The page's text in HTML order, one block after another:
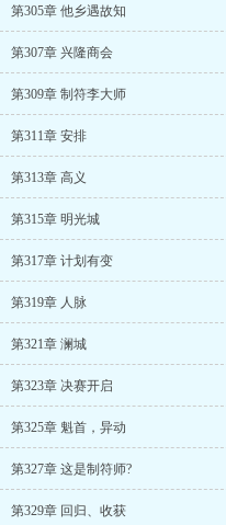
第305章 他乡遇故知
第307章 兴隆商会
第309章 制符李大师
第311章 安排
第313章 高义
第315章 明光城
第317章 计划有变
第319章 人脉
第321章 澜城
第323章 决赛开启
第325章 魁首，异动
第327章 这是制符师?
第329章 回归、收获